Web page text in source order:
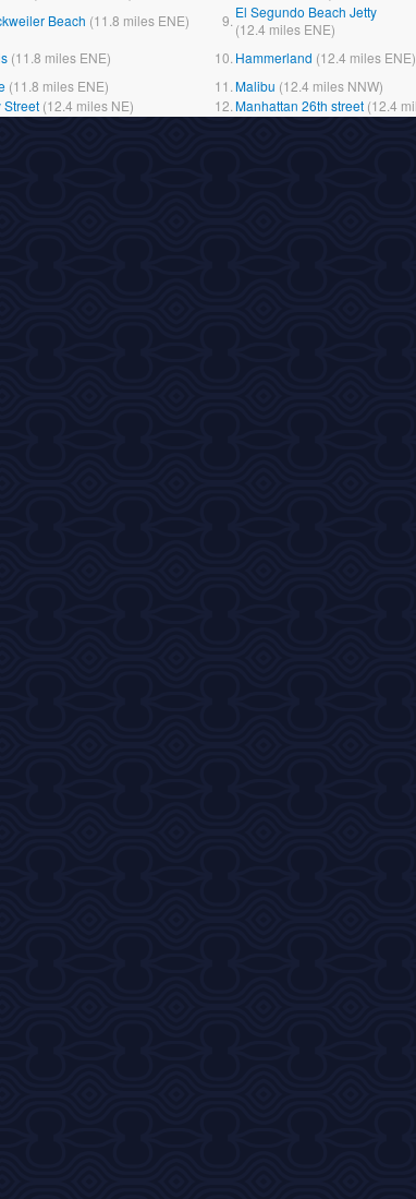
Beach (11.8 miles ENE) 9. El Segundo Beach Jetty
(12.4 miles ENE)
(11.8 miles ENE) 10. Hammerland (12.4 miles ENE)
(11.8 miles ENE) 11. Malibu (12.4 miles NNW)
Street (12.4 miles NE) 12. Manhattan 26th street (12.4